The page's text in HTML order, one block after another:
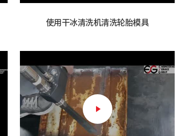
使用干冰清洗机清洗轮胎模具